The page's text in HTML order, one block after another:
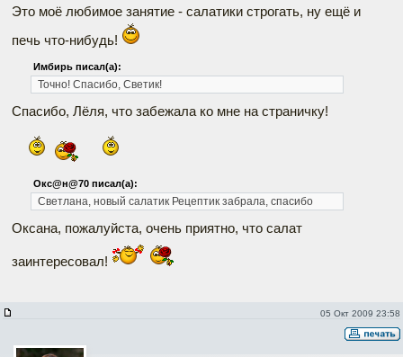
Это моё любимое занятие - салатики строгать, ну ещё и
печь что-нибудь!
Имбирь писал(а):
Точно! Спасибо, Светик!
Спасибо, Лёля, что забежала ко мне на страничку!
Окc@н@70 писал(а):
Светлана, новый салатик Рецептик забрала, спасибо
Оксана, пожалуйста, очень приятно, что салат
заинтересовал!
05 Окт 2009 23:58